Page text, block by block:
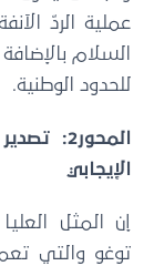
عملية الردّ
السلام
للحدود الوطنية.
الإيجابي
إن المثل
توغو والتي